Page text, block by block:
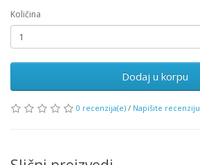
Količina
Dodaj u korpu
0 recenzija(e) / Napišite recenziju